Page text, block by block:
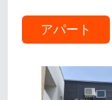
アパート